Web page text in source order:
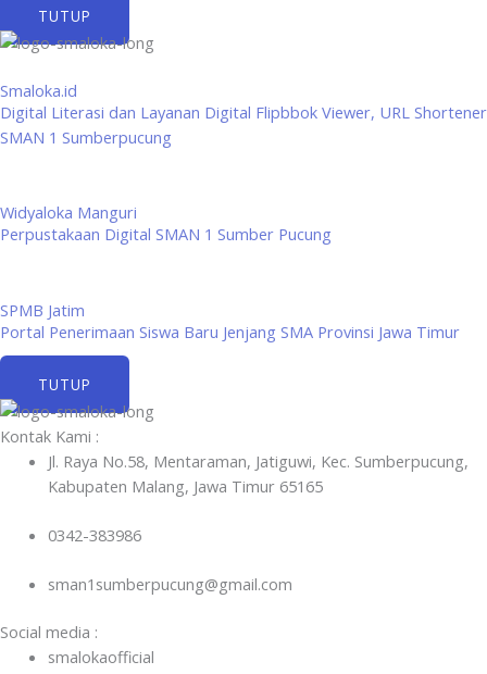
TUTUP
Smaloka.id
Digital Literasi dan Layanan Digital Flipbbok Viewer, URL Shortener
SMAN 1 Sumberpucung
Widyaloka Manguri
Perpustakaan Digital SMAN 1 Sumber Pucung
SPMB Jatim
Portal Penerimaan Siswa Baru Jenjang SMA Provinsi Jawa Timur
TUTUP
Kontak Kami :
Jl. Raya No.58, Mentaraman, Jatiguwi, Kec. Sumberpucung,
Kabupaten Malang, Jawa Timur 65165
0342-383986
sman1sumberpucung@gmail.com
Social media :
smalokaofficial